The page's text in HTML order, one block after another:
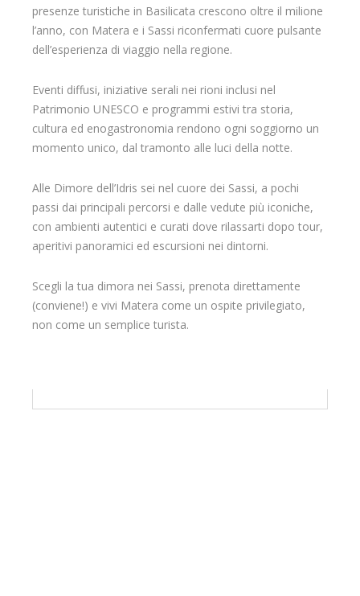
presenze turistiche in Basilicata crescono oltre il milione
l’anno, con Matera e i Sassi riconfermati cuore pulsante
dell’esperienza di viaggio nella regione.
Eventi diffusi, iniziative serali nei rioni inclusi nel
Patrimonio UNESCO e programmi estivi tra storia,
cultura ed enogastronomia rendono ogni soggiorno un
momento unico, dal tramonto alle luci della notte.
Alle Dimore dell’Idris sei nel cuore dei Sassi, a pochi
passi dai principali percorsi e dalle vedute più iconiche,
con ambienti autentici e curati dove rilassarti dopo tour,
aperitivi panoramici ed escursioni nei dintorni.
Scegli la tua dimora nei Sassi, prenota direttamente
(conviene!) e vivi Matera come un ospite privilegiato,
non come un semplice turista.